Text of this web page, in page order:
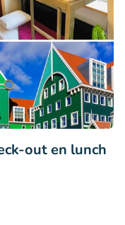
out en lunch